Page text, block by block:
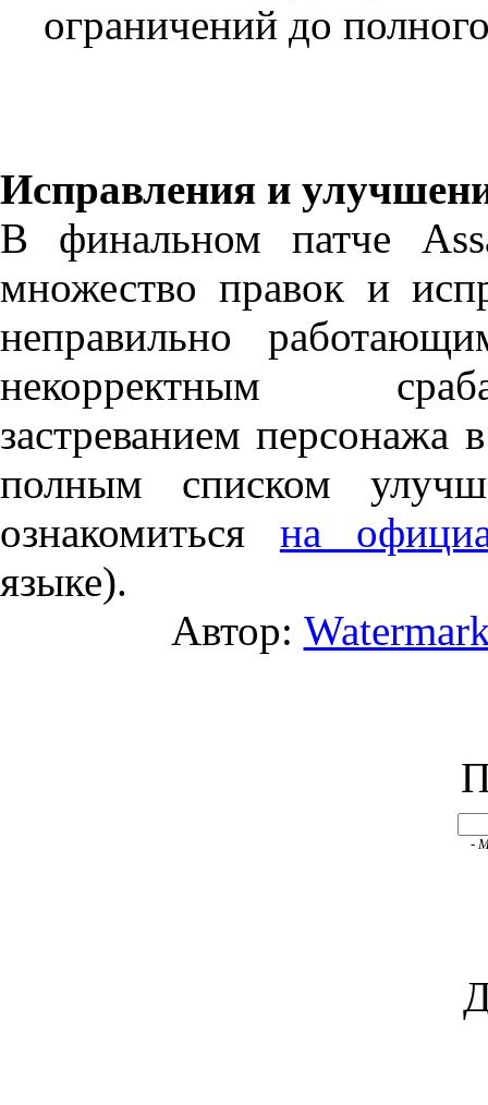
ограничений до
Исправления и
В финальном патче
множество правок и
неправильно
некорректным
застреванием
полным списком
ознакомиться на
языке).
Автор:
-